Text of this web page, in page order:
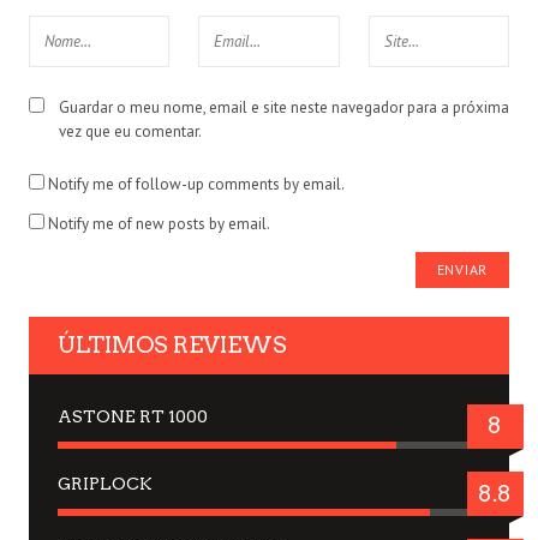
Guardar o meu nome, email e site neste navegador para a próxima
vez que eu comentar.
Notify me of follow-up comments by email.
Notify me of new posts by email.
ÚLTIMOS REVIEWS
ASTONE RT 1000 8
GRIPLOCK 8.8